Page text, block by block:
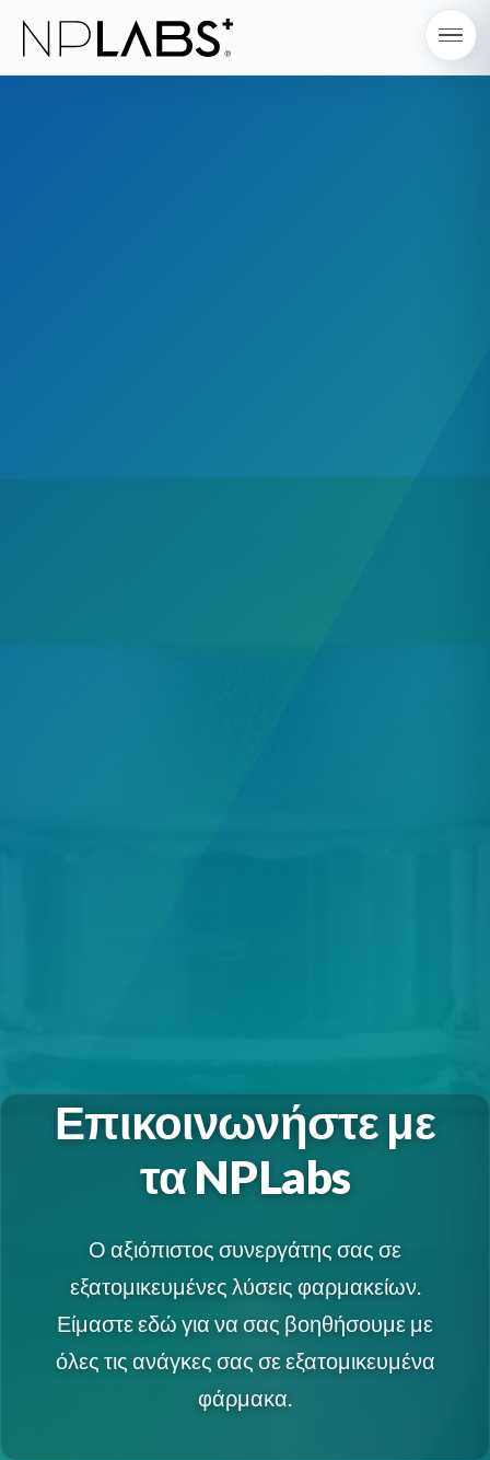
Επικοινωνήστε με
τα NPLabs
Ο αξιόπιστος συνεργάτης σας σε
εξατομικευμένες λύσεις φαρμακείων.
Είμαστε εδώ για να σας βοηθήσουμε με
όλες τις ανάγκες σας σε εξατομικευμένα
φάρμακα.